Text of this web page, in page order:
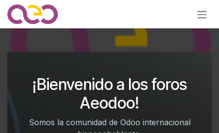
Ir al contenido
¡Bienvenido a los foros
Aeodoo!
Somos la comunidad de Odoo internacional